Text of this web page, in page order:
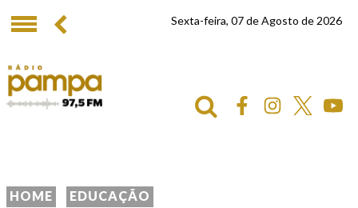
Sexta-feira, 07 de Agosto de 2026
HOME EDUCAÇÃO